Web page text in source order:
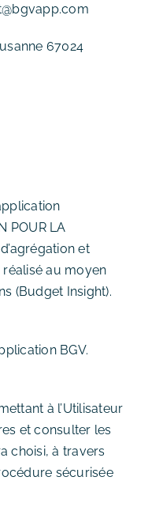
67024
POUR LA
et
au moyen
(Budget Insight).
BGV.
à l’Utilisateur
et consulter les
choisi, à travers
sécurisée